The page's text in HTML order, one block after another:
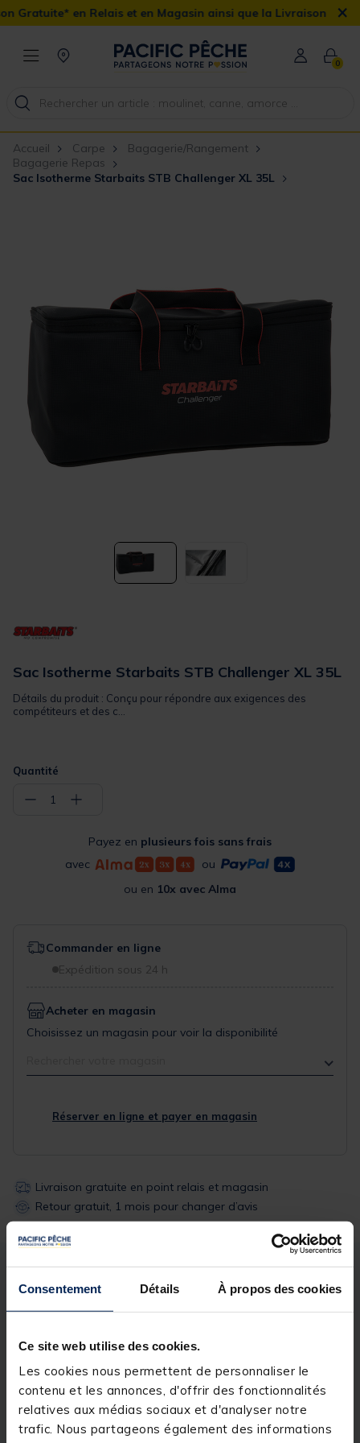
Consentement Détails À propos des cookies
Ce site web utilise des cookies.
Les cookies nous permettent de personnaliser le
contenu et les annonces, d'offrir des fonctionnalités
relatives aux médias sociaux et d'analyser notre
trafic. Nous partageons également des informations
Relais et en Magasin ainsi que la Livraison Domicile offerte×
0
Accueil Carpe
Bagagerie/Rangement
Bagagerie Repas
Sac Isotherme Starbaits STB Challenger XL 35L
Sac Isotherme Starbaits STB Challenger XL 35L
Détails du produit : Conçu pour répondre aux exigences des
compétiteurs et des c...
Quantité
− 1 +
Payez en plusieurs fois sans frais
avec
ou
ou en 10x avec Alma
Commander en ligne
Expédition sous 24 h
Acheter en magasin
Choisissez un magasin pour voir la disponibilité
Réserver en ligne et payer en magasin
Livraison gratuite en point relais et magasin
Retour gratuit, 1 mois pour changer d’avis
Description
Conçu pour répondre aux exigences des
compétiteurset des carpistesavertis, leSTB
Challenger Isotherm Bag XLdeStarbaitsallie